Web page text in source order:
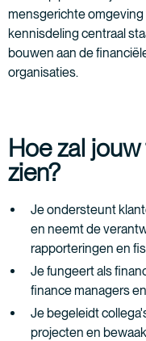
mensgerichte
kennisdeling centraal
bouwen aan de
organisaties.
Hoe zal
zien?
Je ondersteunt
en neemt de
rapporteringen en
Je fungeert als
finance managers
Je begeleidt
projecten en